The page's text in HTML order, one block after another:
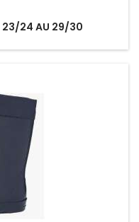
23/24 AU 29/30